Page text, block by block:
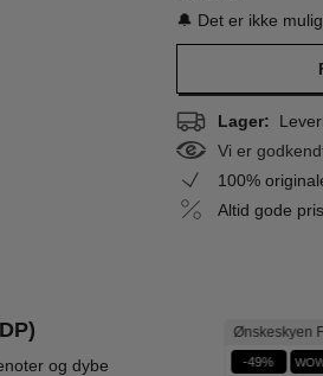
🔔 Det er ikke
Lager:
Vi er
100%
Altid gode
og dybe
-19%
Ønskeskyen
-49%